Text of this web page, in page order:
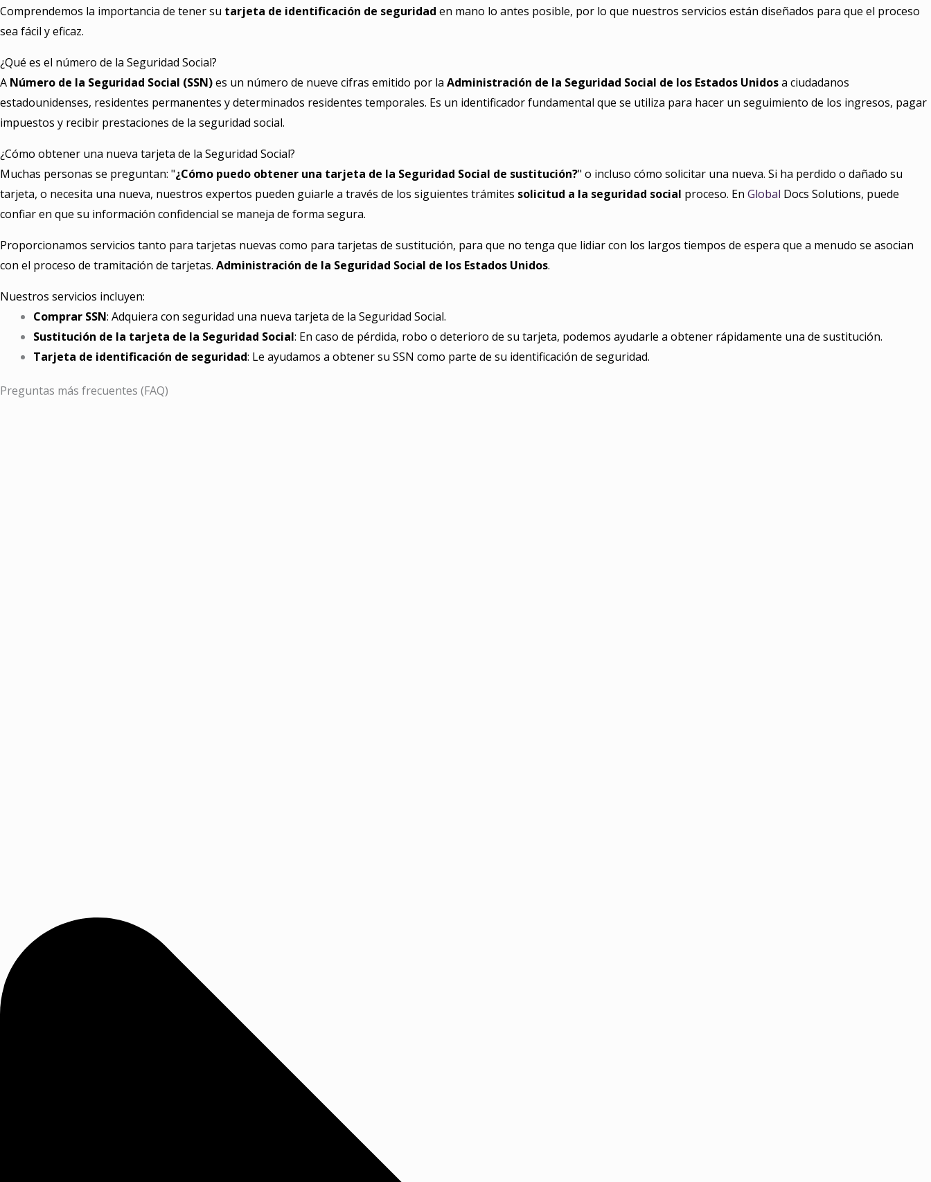
Comprendemos la importancia de tener su tarjeta de identificación de seguridad en mano lo antes posible, por lo que nuestros servicios están diseñados para que el proceso
sea fácil y eficaz.
¿Qué es el número de la Seguridad Social?
A Número de la Seguridad Social (SSN)es un número de nueve cifras emitido por la Administración de la Seguridad Social de los Estados Unidosa ciudadanos
estadounidenses, residentes permanentes y determinados residentes temporales. Es un identificador fundamental que se utiliza para hacer un seguimiento de los ingresos, pagar
impuestos y recibir prestaciones de la seguridad social.
¿Cómo obtener una nueva tarjeta de la Seguridad Social?
Muchas personas se preguntan: "¿Cómo puedo obtener una tarjeta de la Seguridad Social de sustitución?" o incluso cómo solicitar una nueva. Si ha perdido o dañado su
tarjeta, o necesita una nueva, nuestros expertos pueden guiarle a través de los siguientes trámites solicitud a la seguridad social proceso. En Global Docs Solutions, puede
confiar en que su información confidencial se maneja de forma segura.
Proporcionamos servicios tanto para tarjetas nuevas como para tarjetas de sustitución, para que no tenga que lidiar con los largos tiempos de espera que a menudo se asocian
con el proceso de tramitación de tarjetas. Administración de la Seguridad Social de los Estados Unidos.
Nuestros servicios incluyen:
Comprar SSN: Adquiera con seguridad una nueva tarjeta de la Seguridad Social.
Sustitución de la tarjeta de la Seguridad Social: En caso de pérdida, robo o deterioro de su tarjeta, podemos ayudarle a obtener rápidamente una de sustitución.
Tarjeta de identificación de seguridad: Le ayudamos a obtener su SSN como parte de su identificación de seguridad.
Preguntas más frecuentes (FAQ)